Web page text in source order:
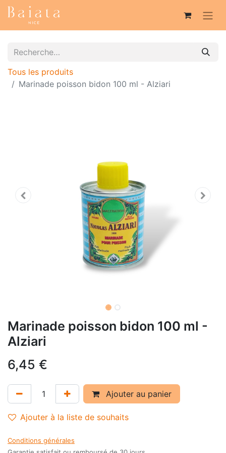
Tous les produits
Marinade poisson bidon 100 ml - Alziari
Marinade poisson bidon 100 ml -
Alziari
6,45 €
Ajouter au panier
Ajouter à la liste de souhaits
Conditions générales